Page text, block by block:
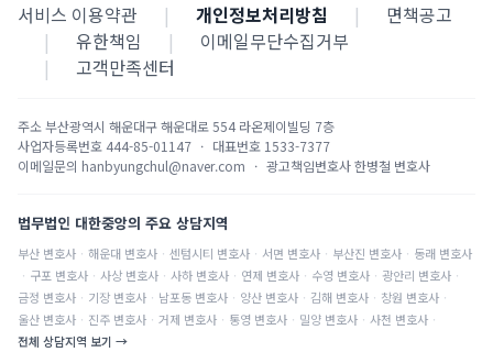
서비스 이용약관 | 개인정보처리방침 |
면책공고
|
유한책임 |
이메일무단수집거부
|
고객만족센터
주소부산광역시 해운대구 해운대로 554 라온제이빌딩 7층
사업자등록번호 444-85-01147 · 대표번호 1533-7377
이메일문의 hanbyungchul@naver.com · 광고책임변호사한병철 변호사
법무법인 대한중앙의 주요 상담지역
부산 변호사 · 해운대 변호사 · 센텀시티 변호사 · 서면 변호사 · 부산진 변호사 · 동래 변호사
· 구포 변호사 · 사상 변호사 · 사하 변호사 · 연제 변호사 · 수영 변호사 · 광안리 변호사 ·
금정 변호사 · 기장 변호사 · 남포동 변호사 · 양산 변호사 · 김해 변호사 · 창원 변호사 ·
울산 변호사 · 진주 변호사 · 거제 변호사 · 통영 변호사 · 밀양 변호사 · 사천 변호사 ·
전체 상담지역 보기 →